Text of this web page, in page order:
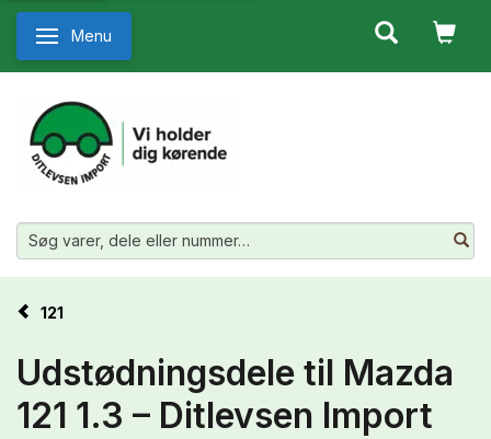
Skifte navigation
Menu
121
Udstødningsdele til Mazda
121 1.3 – Ditlevsen Import